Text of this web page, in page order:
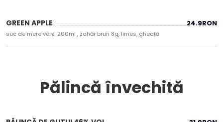
GREEN APPLE 24.9RON
suc de mere verzi 200ml , zahăr brun 8g, limes, gheață
Pălincă învechită